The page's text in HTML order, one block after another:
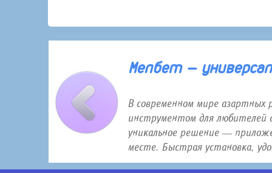
Мелбет —
В современном мире азартных
инструментом для любителей
уникальное решение —
месте. Быстрая установка,